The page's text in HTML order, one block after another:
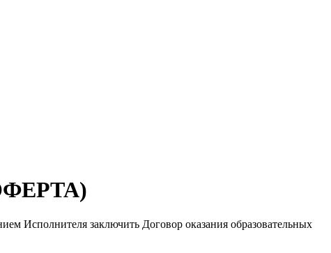
Исполнителя заключить Договор оказания образовательных